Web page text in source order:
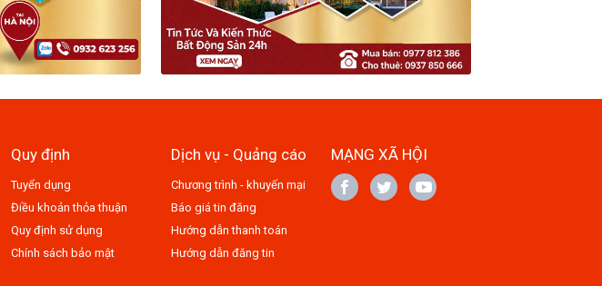
Quy định
Tuyển dụng
Điều khoản thỏa thuận
Quy định sử dụng
Chính sách bảo mật
Dịch vụ - Quảng cáo
Chương trình - khuyến mại
Báo giá tin đăng
Hướng dẫn thanh toán
Hướng dẫn đăng tin
MẠNG XÃ HỘI